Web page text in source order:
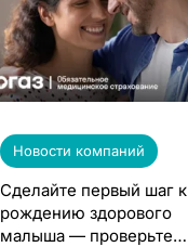
Новости компаний
Сделайте первый шаг к
рождению здорового
малыша — проверьте